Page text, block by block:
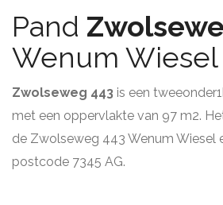
Pand
Wenum Wiesel
Zwolseweg 443 is een
met een oppervlakte van 97 m2.
de Zwolseweg 443 Wenum Wiesel
postcode 7345 AG.